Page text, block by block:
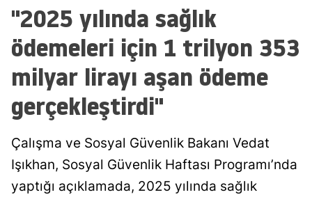
"2025 yılında sağlık
ödemeleri için 1 trilyon 353
milyar lirayı aşan ödeme
gerçekleştirdi"
Çalışma ve Sosyal Güvenlik Bakanı Vedat
Işıkhan, Sosyal Güvenlik Haftası Programı’nda
yaptığı açıklamada, 2025 yılında sağlık